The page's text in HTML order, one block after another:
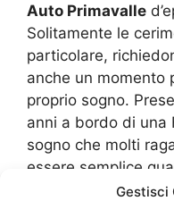
Gestisci
Auto Primavalle
Solitamente le
particolare,
anche un momento
proprio sogno.
anni a bordo di una
sogno che molti
essere semplice
di compleanno,